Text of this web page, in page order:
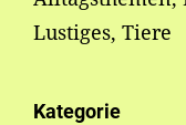
Lustiges, Tiere
Kategorie